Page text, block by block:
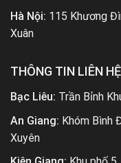
Hà Nội: 115 Khương
Xuân
THÔNG TIN LIÊN HỆ
Bạc Liêu: Trần Bỉnh
An Giang: Khóm Bình
Xuyên